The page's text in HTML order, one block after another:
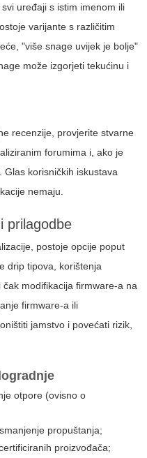
uređaji s istim imenom ili
varijante s različitim
"više snage uvijek je bolje"
može izgorjeti tekućinu i
recenzije, provjerite stvarne
forumima i, ako je
korisničkih iskustava
nemaju.
prilagodbe
postoje opcije poput
drip tipova, korištenja
modifikacija firmware-a na
firmware-a ili
jamstvo i povećati rizik,
otpore (ovisno o
propuštanja;
proizvođača;